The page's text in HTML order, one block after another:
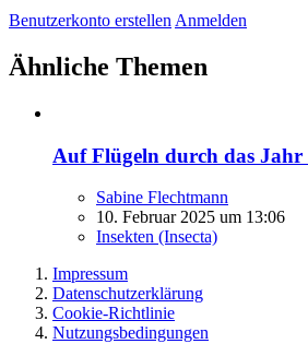
Benutzerkonto erstellen Anmelden
Ähnliche Themen
Auf Flügeln durch das Jahr
Sabine Flechtmann
10. Februar 2025 um 13:06
Insekten (Insecta)
Impressum
Datenschutzerklärung
Cookie-Richtlinie
Nutzungsbedingungen